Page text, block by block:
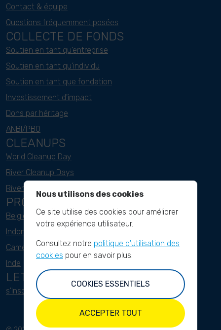
Contact & équipe
Questions fréquemment posées
COLLECTE DE FONDS
Soutien en tant qu'entreprise
Soutien en tant qu'individu
Soutien en tant que fondation
Investissement d'impact
Dons par héritage
ANBI/PBO
CLEANUPS
World Cleanup Day
River Cleanup Days
River Cleanup Challenge
PROJECTS
Belgique
Indonesie
Cameroun
Inde
LETTRE D'INFORMATION
s'Inscrire ici
Nous utilisons des cookies
Ce site utilise des cookies pour améliorer
votre expérience utilisateur.
Consultez notre politique d'utilisation des
cookies pour en savoir plus.
COOKIES ESSENTIELS
ACCEPTER TOUT